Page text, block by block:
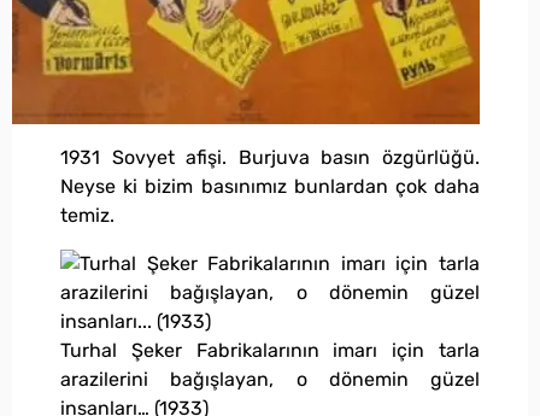
1931 Sovyet afişi. Burjuva basın özgürlüğü.
Neyse ki bizim basınımız bunlardan çok daha
temiz.
Turhal Şeker Fabrikalarının imarı için tarla
arazilerini bağışlayan, o dönemin güzel
insanları… (1933)